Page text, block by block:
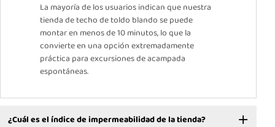
La mayoría de los usuarios indican que nuestra
tienda de techo de toldo blando se puede
montar en menos de 10 minutos, lo que la
convierte en una opción extremadamente
práctica para excursiones de acampada
espontáneas.
¿Cuál es el índice de impermeabilidad de la tienda?